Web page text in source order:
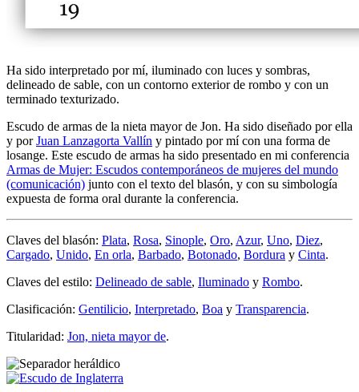
Ha sido interpretado por mí, iluminado con luces y sombras,
delineado de sable, con un contorno exterior de rombo y con un
terminado texturizado.
Escudo de armas de la nieta mayor de Jon. Ha sido diseñado por ella
y porJuan Lanzagorta Vallín y pintado por mí con una forma de
losange. Este escudo de armas ha sido presentado en mi conferencia
Armas de Mujer: Escudos contemporáneos de mujeres del mundo
(comunicación) junto con el texto del blasón, y con su simbología
expuesta de forma oral durante la conferencia.
Claves del blasón: Plata, Rosa, Sinople, Oro, Azur, Uno, Diez,
Cargado, Unido, En orla, Barbado, Botonado, Bordura y Cinta.
Claves del estilo: Delineado de sable, Iluminado y Rombo.
Clasificación: Gentilicio, Interpretado, Boa y Transparencia.
Titularidad: Jon, nieta mayor de.